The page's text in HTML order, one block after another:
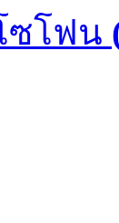
ซโฟน